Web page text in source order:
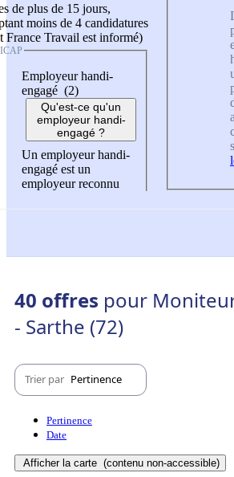
de plus de 15 jours,
moins de 4 candidatures
France Travail est informé)
Employeur handi-
engagé (2)
Qu'est-ce qu'un
employeur handi-
engagé ?
Un employeur handi-
engagé est un
employeur reconnu
40 offres pour
- Sarthe (72)
Trier par Pertinence
Pertinence
Date
Afficher la carte (contenu non-accessible)